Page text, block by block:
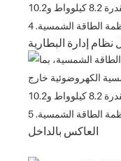
العاكس بالداخل